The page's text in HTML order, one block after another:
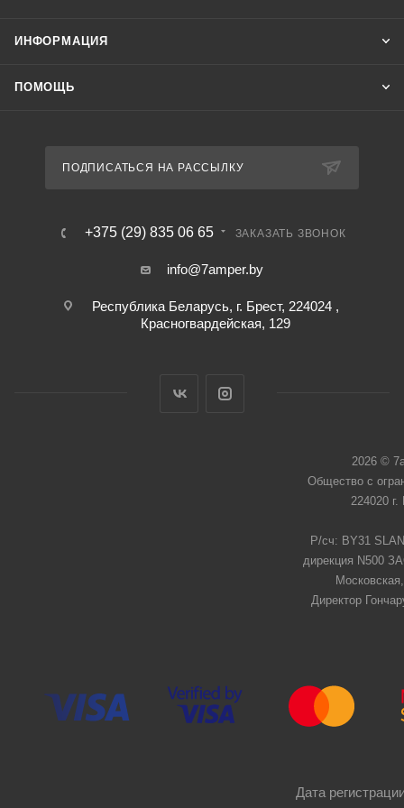
ИНФОРМАЦИЯ
ПОМОЩЬ
ПОДПИСАТЬСЯ НА РАССЫЛКУ
+375 (29) 835 06 65 ЗАКАЗАТЬ ЗВОНОК
info@7amper.by
Республика Беларусь, г. Брест, 224024 ,
Красногвардейская, 129
2026 ©
Общество с
224020
Р/сч: BY31
дирекция N500
Директор
Дата